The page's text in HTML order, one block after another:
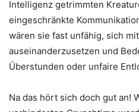
Intelligenz getrimmten
eingeschränkte
wären sie fast unfähig, sich
auseinanderzusetzen und
Überstunden oder unfaire
Na das hört sich doch gut an!